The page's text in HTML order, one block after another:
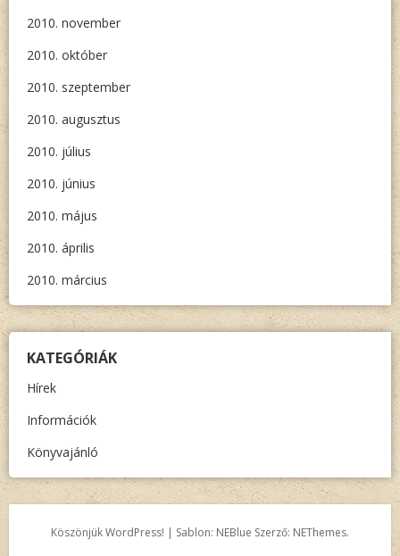
2010. november
2010. október
2010. szeptember
2010. augusztus
2010. július
2010. június
2010. május
2010. április
2010. március
KATEGÓRIÁK
Hírek
Információk
Könyvajánló
Köszönjük WordPress! | Sablon: NEBlue Szerző: NEThemes.